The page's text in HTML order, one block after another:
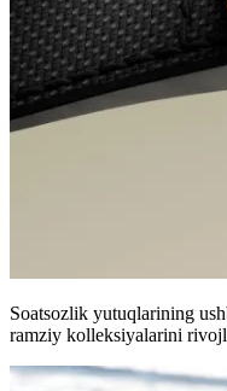
Soatsozlik yutuqlarining
ramziy kolleksiyalarini